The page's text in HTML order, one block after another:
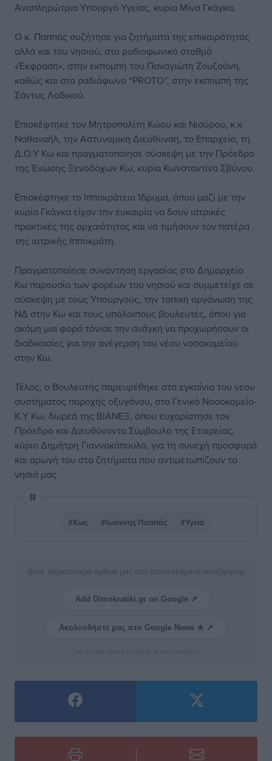
Αναπληρώτρια Υπουργό Υγείας, κυρία Μίνα Γκάγκα.
Ο κ. Παππάς συζήτησε για ζητήματα της επικαιρότητας
αλλά και του νησιού, στο ραδιοφωνικό σταθμό
«Έκφραση», στην εκπομπή του Παναγιώτη Ζουζούνη,
καθώς και στο ραδιόφωνο “PROTO”, στην εκπομπή της
Σάντυς Λαδικού.
Επισκέφτηκε τον Μητροπολίτη Κώου και Νισύρου, κ.κ
Ναθαναήλ, την Αστυνομική Διεύθυνση, το Επαρχείο, τη
Δ.Ο.Υ Κω και πραγματοποίησε σύσκεψη με την Πρόεδρο
της Ένωσης Ξενοδόχων Κω, κυρία Κωνσταντίνα Σβύνου.
Επισκέφτηκε το Ιπποκράτειο Ίδρυμα, όπου μαζί με την
κυρία Γκάγκα είχαν την ευκαιρία να δουν ιατρικές
πρακτικές της αρχαιότητας και να τιμήσουν τον πατέρα
της ιατρικής Ιπποκράτη.
Πραγματοποίησε συνάντηση εργασίας στο Δημαρχείο
Κω παρουσία των φορέων του νησιού και συμμετείχε σε
σύσκεψη με τους Υπουργούς, την τοπική οργάνωση της
ΝΔ στην Κω και τους υπόλοιπους βουλευτές, όπου για
ακόμη μια φορά τόνισε την ανάγκη να προχωρήσουν οι
διαδικασίες για την ανέγερση του νέου νοσοκομείου
στην Κω.
Τέλος, ο Βουλευτής παρευρέθηκε στα εγκαίνια του νέου
συστήματος παροχής οξυγόνου, στο Γενικό Νοσοκομείο-
Κ.Υ Κω, δωρεά της ΒΙΑΝΕΞ, όπου ευχαρίστησε τον
Πρόεδρο και Διευθύνοντα Σύμβουλο της Εταιρείας,
κύριο Δημήτρη Γιαννακόπουλο, για τη συνεχή προσφορά
και αρωγή του στα ζητήματα που αντιμετωπίζουν τα
νησιά μας.
#Κως #Ιωάννης Παππάς #Υγεία
Δείτε περισσότερα άρθρα μας στα αποτελέσματα αναζήτησης
Add Dimokratiki.gr on Google ↗
Ακολουθήστε μας στο Google News ★ ↗